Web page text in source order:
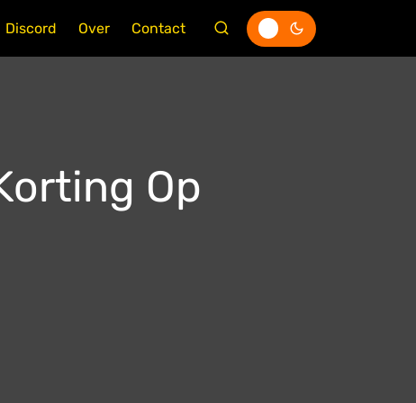
Discord Over Contact
Op